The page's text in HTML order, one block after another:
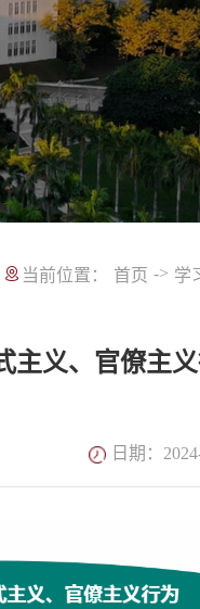
当前位置： 首页 -> 学
主义、官僚主
日期：